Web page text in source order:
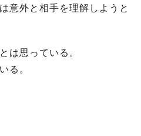
意外と相手を理解しようと
は思っている。
る。